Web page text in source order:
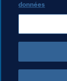
CONDITIONS
PORTAIL DE LA
TÉLÉCHARGEMENTS
PARAMÈTRAGE DES
Droits d'auteur © 1994 -
données